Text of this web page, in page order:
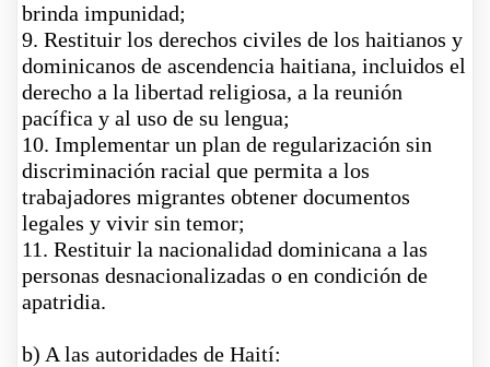
brinda impunidad;
9. Restituir los derechos civiles de los haitianos y
dominicanos de ascendencia haitiana, incluidos el
derecho a la libertad religiosa, a la reunión
pacífica y al uso de su lengua;
10. Implementar un plan de regularización sin
discriminación racial que permita a los
trabajadores migrantes obtener documentos
legales y vivir sin temor;
11. Restituir la nacionalidad dominicana a las
personas desnacionalizadas o en condición de
apatridia.
b) A las autoridades de Haití: